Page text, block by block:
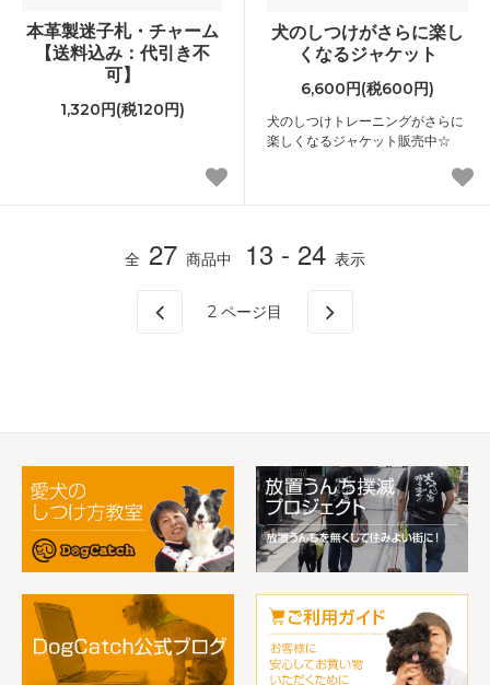
本革製迷子札・チャーム
【送料込み：代引き不
可】
1,320円(税120円)
犬のしつけがさらに楽し
くなるジャケット
6,600円(税600円)
犬のしつけトレーニングがさらに
楽しくなるジャケット販売中☆
全 27 商品中 13 - 24 表示
2 ページ目